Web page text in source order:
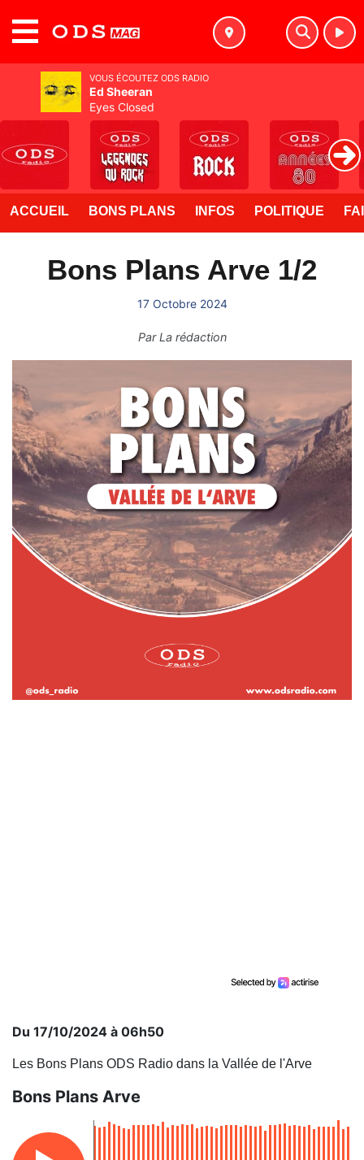
ACCUEIL BONS PLANS INFOS POLITIQUE
Bons Plans Arve 1/2
17 Octobre 2024
ParLa rédaction
Du 17/10/2024 à 06h50
Les Bons Plans ODS Radio dans la Vallée de l'Arve
Bons Plans Arve
VOUS ÉCOUTEZ ODS RADIO
Ed Sheeran
Eyes Closed